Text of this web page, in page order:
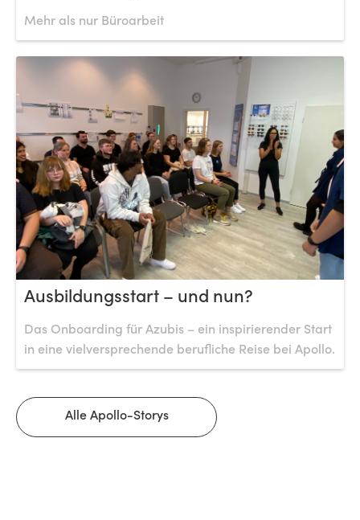
Mehr als nur Büroarbeit
Ausbildungsstart – und nun?
Das Onboarding für Azubis – ein inspirierender Start
in eine vielversprechende berufliche Reise bei Apollo.
Alle Apollo-Storys